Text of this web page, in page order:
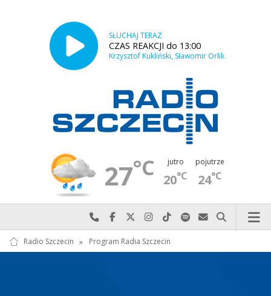
SŁUCHAJ TERAZ
CZAS REAKCJI do 13:00
Krzysztof Kukliński, Sławomir Orlik
27°C jutro
20°C
pojutrze
24°C
Najlepiej po prostu do nas zadzwoń
Odwiedź nas na Facebook-u
Odwiedź nas na X
Odwiedź nas na Instagram-ie
Odwiedź nas na TikTok-u
Szukaj nas na Spotify
Wyślij do nas
Szukaj
Radio Szczecin » Program Radia Szczecin